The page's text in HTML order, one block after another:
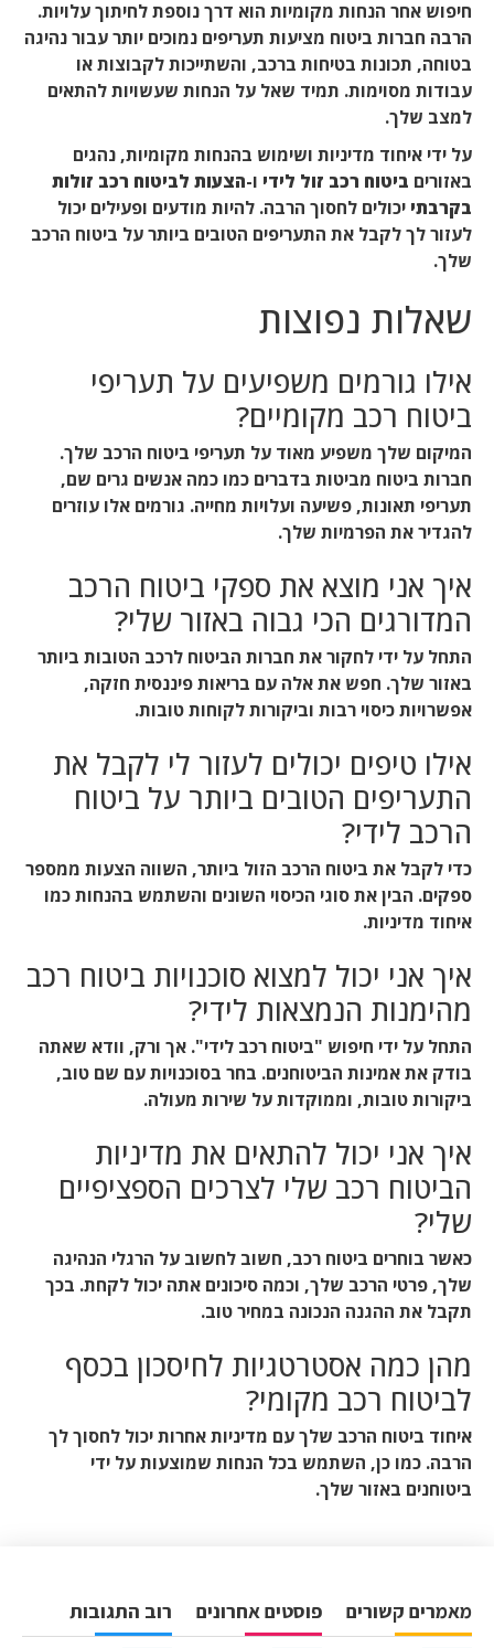
חיפוש אחר הנחות מקומיות הוא דרך נוספת לחיתוך עלויות.
הרבה חברות ביטוח מציעות תעריפים נמוכים יותר עבור נהיגה
בטוחה, תכונות בטיחות ברכב, והשתייכות לקבוצות או
עבודות מסוימות. תמיד שאל על הנחות שעשויות להתאים
למצב שלך.
על ידי איחוד מדיניות ושימוש בהנחות מקומיות, נהגים
באזורים ביטוח רכב זול לידי ו-הצעות לביטוח רכב זולות
בקרבתי יכולים לחסוך הרבה. להיות מודעים ופעילים יכול
לעזור לך לקבל את התעריפים הטובים ביותר על ביטוח הרכב
שלך.
שאלות נפוצות
אילו גורמים משפיעים על תעריפי
ביטוח רכב מקומיים?
המיקום שלך משפיע מאוד על תעריפי ביטוח הרכב שלך.
חברות ביטוח מביטות בדברים כמו כמה אנשים גרים שם,
תעריפי תאונות, פשיעה ועלויות מחייה. גורמים אלו עוזרים
להגדיר את הפרמיות שלך.
איך אני מוצא את ספקי ביטוח הרכב
המדורגים הכי גבוה באזור שלי?
התחל על ידי לחקור את חברות הביטוח לרכב הטובות ביותר
באזור שלך. חפש את אלה עם בריאות פיננסית חזקה,
אפשרויות כיסוי רבות וביקורות לקוחות טובות.
אילו טיפים יכולים לעזור לי לקבל את
התעריפים הטובים ביותר על ביטוח
הרכב לידי?
כדי לקבל את ביטוח הרכב הזול ביותר, השווה הצעות ממספר
ספקים. הבין את סוגי הכיסוי השונים והשתמש בהנחות כמו
איחוד מדיניות.
איך אני יכול למצוא סוכנויות ביטוח רכב
מהימנות הנמצאות לידי?
התחל על ידי חיפוש "ביטוח רכב לידי". אך ורק, וודא שאתה
בודק את אמינות הביטוחנים. בחר בסוכנויות עם שם טוב,
ביקורות טובות, וממוקדות על שירות מעולה.
איך אני יכול להתאים את מדיניות
הביטוח רכב שלי לצרכים הספציפיים
שלי?
כאשר בוחרים ביטוח רכב, חשוב לחשוב על הרגלי הנהיגה
שלך, פרטי הרכב שלך, וכמה סיכונים אתה יכול לקחת. בכך
תקבל את ההגנה הנכונה במחיר טוב.
מהן כמה אסטרטגיות לחיסכון בכסף
לביטוח רכב מקומי?
איחוד ביטוח הרכב שלך עם מדיניות אחרות יכול לחסוך לך
הרבה. כמו כן, השתמש בכל הנחות שמוצעות על ידי
ביטוחנים באזור שלך.
מאמרים קשורים פוסטים אחרונים רוב התגובות